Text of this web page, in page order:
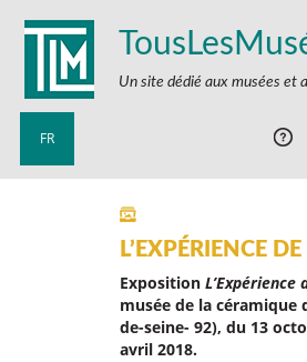
Un site dédié aux musées et
FR
L’EXPÉRIENCE
Exposition L’Expérience
musée de la céramique
de-seine- 92), du 13
avril 2018.